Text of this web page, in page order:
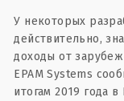
У некоторых
действительно,
доходы от
EPAM Systems
итогам 2019 года